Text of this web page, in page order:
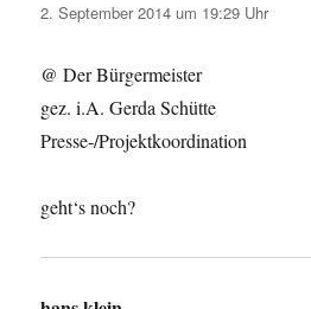
2. September 2014 um 19:29 Uhr
@ Der Bürgermeister
gez. i.A. Gerda Schütte
Presse-/Projektkoordination
geht‘s noch?